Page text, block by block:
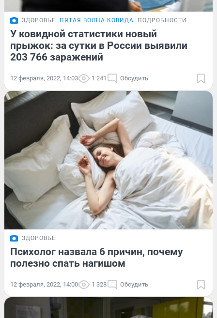
ЗДОРОВЬЕ ПЯТАЯ ВОЛНА КОВИДА ПОДРОБНОСТИ
У ковидной статистики новый
прыжок: за сутки в России выявили
203 766 заражений
12 февраля, 2022, 14:03 1 241 Обсудить
ЗДОРОВЬЕ
Психолог назвала 6 причин, почему
полезно спать нагишом
12 февраля, 2022, 14:00 1 328 Обсудить